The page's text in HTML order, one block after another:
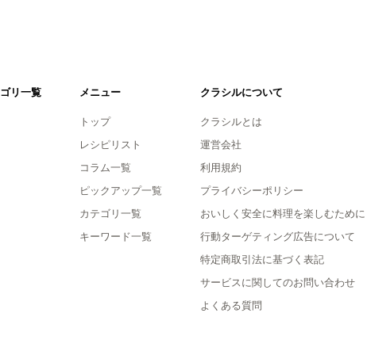
リ一覧 メニュー
トップ
レシピリスト
コラム一覧
ピックアップ一覧
カテゴリ一覧
キーワード一覧
クラシルについて
クラシルとは
運営会社
利用規約
プライバシーポリシー
おいしく安全に料理を楽しむために
行動ターゲティング広告について
特定商取引法に基づく表記
サービスに関してのお問い合わせ
よくある質問